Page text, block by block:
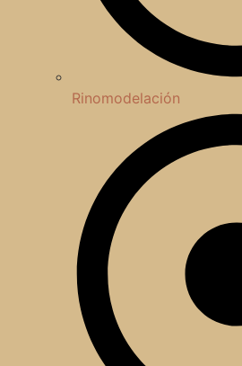
Rinomodelación